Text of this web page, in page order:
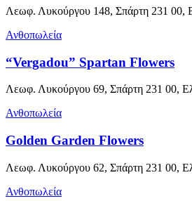
Λεωφ. Λυκούργου 148, Σπάρτη 231 00,
Ανθοπωλεία
“Vergadou” Spartan Flowers
Λεωφ. Λυκούργου 69, Σπάρτη 231 00,
Ανθοπωλεία
Golden Garden Flowers
Λεωφ. Λυκούργου 62, Σπάρτη 231 00,
Ανθοπωλεία